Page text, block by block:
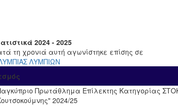
2024 - 2025
τη χρονιά αυτή αγωνίστηκε επίσης σε
ΛΥΜΠΙΩΝ
Πρωτάθλημα Επίλεκτης Κατηγορίας
2024/25